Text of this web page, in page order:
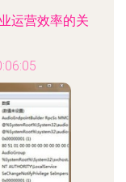
运营效率的关